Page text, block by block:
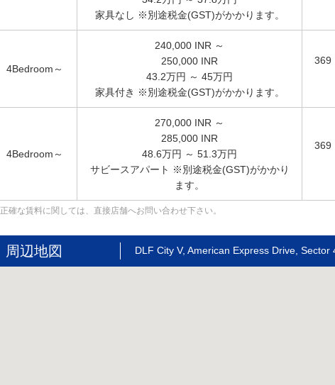
家具なし ※別途税金(GST)がかかります。
4Bedroom～
240,000 INR ～
250,000 INR
43.2万円 ～ 45万円
家具付き ※別途税金(GST)がかかります。
369
4Bedroom～
270,000 INR ～
285,000 INR
48.6万円 ～ 51.3万円
サビースアパート ※別途税金(GST)がかかり
ます。
369
正確な賃料に関しては、直接店舗へお問い合わせ下さい。
周辺地図 DLF City V, American Express Drive, Sector